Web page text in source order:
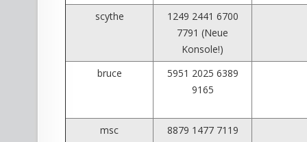
scythe
1249 2441 6700
7791 (Neue
Konsole!)
bruce
5951 2025 6389
9165
msc
8879 1477 7119